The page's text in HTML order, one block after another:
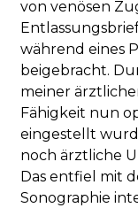
von venösen
während eines
beigebracht.
meiner
Fähigkeit nun
eingestellt
noch ärztliche
Das entfiel mit
Sonographie